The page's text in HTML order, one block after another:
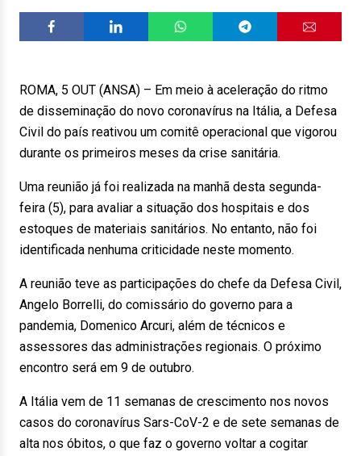
ROMA, 5 OUT (ANSA) – Em meio à aceleração do ritmo
de disseminação do novo coronavírus na Itália, a Defesa
Civil do país reativou um comitê operacional que vigorou
durante os primeiros meses da crise sanitária.
Uma reunião já foi realizada na manhã desta segunda-
feira (5), para avaliar a situação dos hospitais e dos
estoques de materiais sanitários. No entanto, não foi
identificada nenhuma criticidade neste momento.
A reunião teve as participações do chefe da Defesa Civil,
Angelo Borrelli, do comissário do governo para a
pandemia, Domenico Arcuri, além de técnicos e
assessores das administrações regionais. O próximo
encontro será em 9 de outubro.
A Itália vem de 11 semanas de crescimento nos novos
casos do coronavírus Sars-CoV-2 e de sete semanas de
alta nos óbitos, o que faz o governo voltar a cogitar